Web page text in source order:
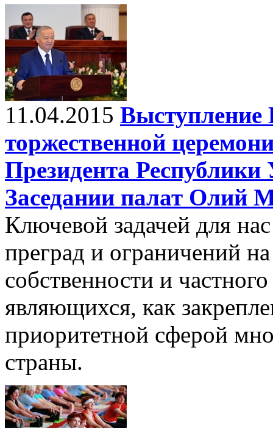
11.04.2015
торжественной
Президента Республики
Заседании палат Олий
Ключевой задачей для
преград и ограничений
собственности и
являющихся, как
приоритетной сферой
страны.